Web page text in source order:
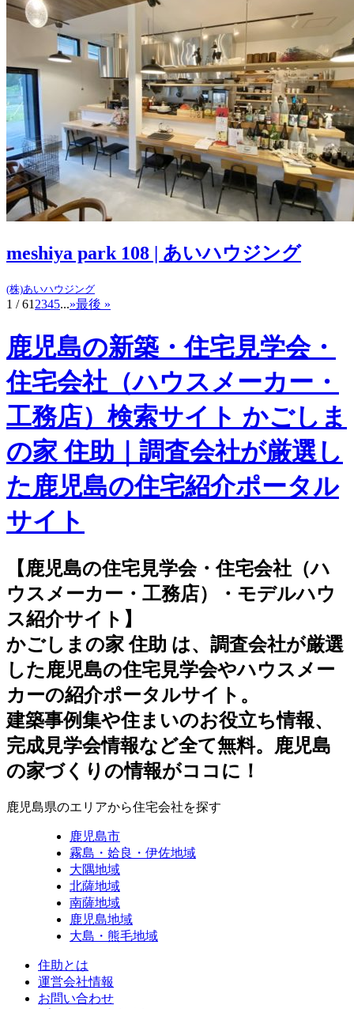
meshiya park 108 | あいハウジング
(株)あいハウジング
1 / 61 2345...»最後 »
鹿児島の新築・住宅見学会・
住宅会社（ハウスメーカー・
工務店）検索サイト かごしま
の家 住助｜調査会社が厳選し
た鹿児島の住宅紹介ポータル
サイト
【鹿児島の住宅見学会・住宅会社（ハ
ウスメーカー・工務店）・モデルハウ
ス紹介サイト】
かごしまの家 住助 は、調査会社が厳選
した鹿児島の住宅見学会やハウスメー
カーの紹介ポータルサイト。
建築事例集や住まいのお役立ち情報、
完成見学会情報など全て無料。鹿児島
の家づくりの情報がココに！
鹿児島県のエリアから住宅会社を探す
鹿児島市
霧島・姶良・伊佐地域
大隅地域
北薩地域
南薩地域
鹿児島地域
大島・熊毛地域
住助とは
運営会社情報
お問い合わせ